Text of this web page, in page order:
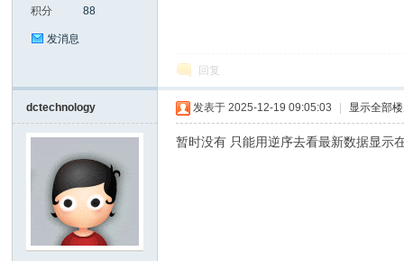
积分 88
发消息
回复
dctechnology 发表于 2025-12-19 09:05:03 显示全部
暂时没有 只能用逆序去看最新数据显示